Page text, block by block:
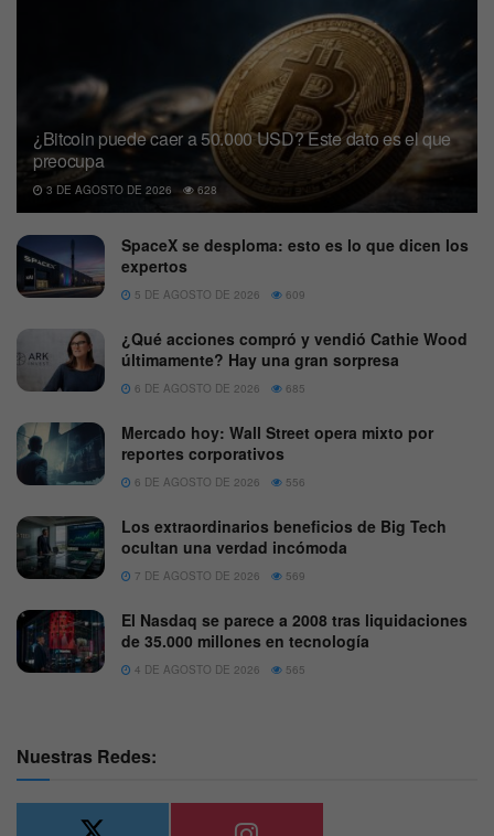
¿Bitcoin puede caer a 50.000 USD? Este dato es el que
preocupa
3 DE AGOSTO DE 2026 628
SpaceX se desploma: esto es lo que dicen los
expertos
5 DE AGOSTO DE 2026 609
¿Qué acciones compró y vendió Cathie Wood
últimamente? Hay una gran sorpresa
6 DE AGOSTO DE 2026 685
Mercado hoy: Wall Street opera mixto por
reportes corporativos
6 DE AGOSTO DE 2026 556
Los extraordinarios beneficios de Big Tech
ocultan una verdad incómoda
7 DE AGOSTO DE 2026 569
El Nasdaq se parece a 2008 tras liquidaciones
de 35.000 millones en tecnología
4 DE AGOSTO DE 2026 565
Nuestras Redes: